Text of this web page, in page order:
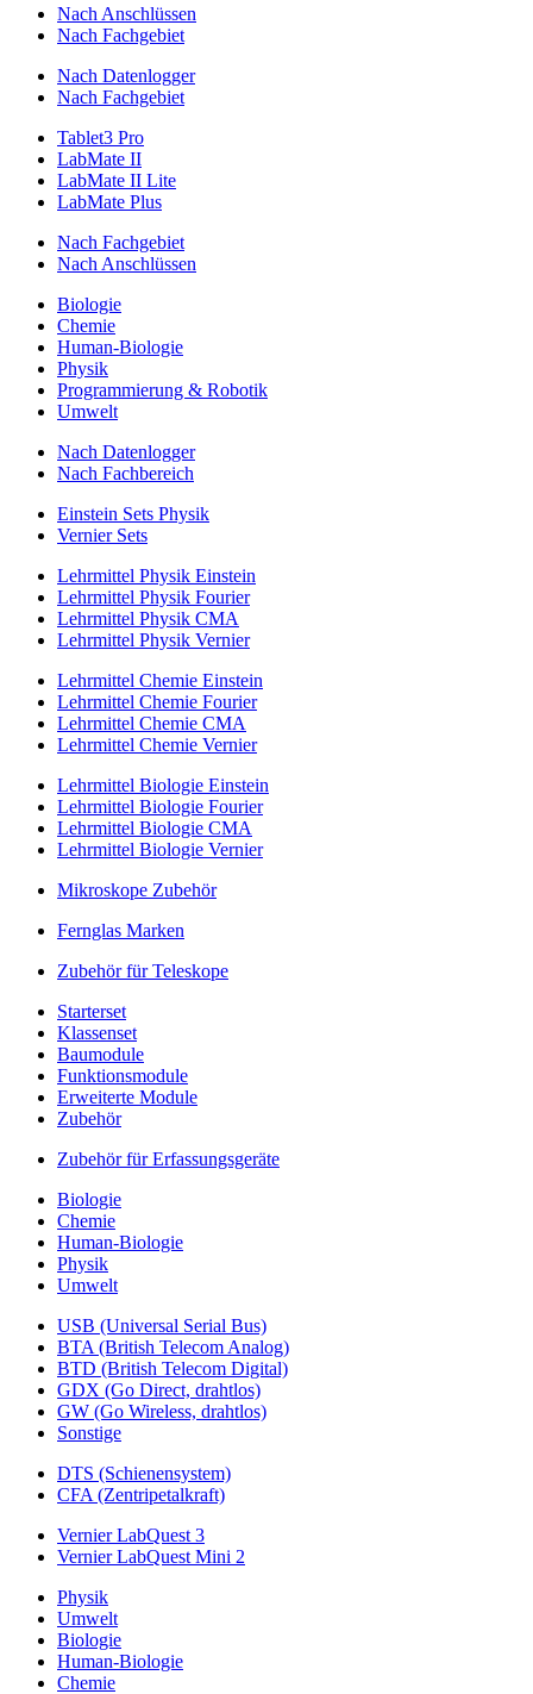
Nach Anschlüssen
Nach Fachgebiet
Nach Datenlogger
Nach Fachgebiet
Tablet3 Pro
LabMate II
LabMate II Lite
LabMate Plus
Nach Fachgebiet
Nach Anschlüssen
Biologie
Chemie
Human-Biologie
Physik
Programmierung & Robotik
Umwelt
Nach Datenlogger
Nach Fachbereich
Einstein Sets Physik
Vernier Sets
Lehrmittel Physik Einstein
Lehrmittel Physik Fourier
Lehrmittel Physik CMA
Lehrmittel Physik Vernier
Lehrmittel Chemie Einstein
Lehrmittel Chemie Fourier
Lehrmittel Chemie CMA
Lehrmittel Chemie Vernier
Lehrmittel Biologie Einstein
Lehrmittel Biologie Fourier
Lehrmittel Biologie CMA
Lehrmittel Biologie Vernier
Mikroskope Zubehör
Fernglas Marken
Zubehör für Teleskope
Starterset
Klassenset
Baumodule
Funktionsmodule
Erweiterte Module
Zubehör
Zubehör für Erfassungsgeräte
Biologie
Chemie
Human-Biologie
Physik
Umwelt
USB (Universal Serial Bus)
BTA (British Telecom Analog)
BTD (British Telecom Digital)
GDX (Go Direct, drahtlos)
GW (Go Wireless, drahtlos)
Sonstige
DTS (Schienensystem)
CFA (Zentripetalkraft)
Vernier LabQuest 3
Vernier LabQuest Mini 2
Physik
Umwelt
Biologie
Human-Biologie
Chemie